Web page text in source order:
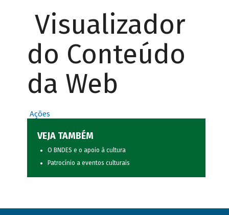
Visualizador
do Conteúdo
da Web
Ações
VEJA TAMBÉM
O BNDES e o apoio à cultura
Patrocínio a eventos culturais